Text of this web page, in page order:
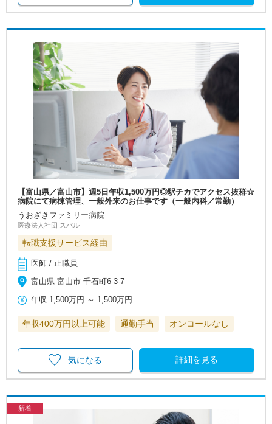
【富山県／富山市】週5日年収1,500万円◎駅チカでアクセス抜群☆
病院にて病棟管理、一般外来のお仕事です（一般内科／常勤）
うおざきファミリー病院
医療法人社団 スバル
転職支援サービス経由
医師 / 正職員
富山県 富山市 千石町6-3-7
年収 1,500万円 ～ 1,500万円
年収400万円以上可能 通勤手当 オンコールなし
詳細を見る
気になる
新着